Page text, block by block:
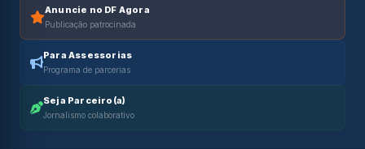
Anuncie no DF Agora
Publicação patrocinada
Para Assessorias
Programa de parcerias
Seja Parceiro(a)
Jornalismo colaborativo